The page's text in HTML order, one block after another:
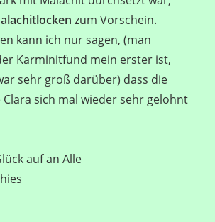
zum Vorschein.
kann ich nur sagen, (man
Karminitfund mein erster ist,
sehr groß darüber) dass die
sich mal wieder sehr gelohnt
auf an Alle